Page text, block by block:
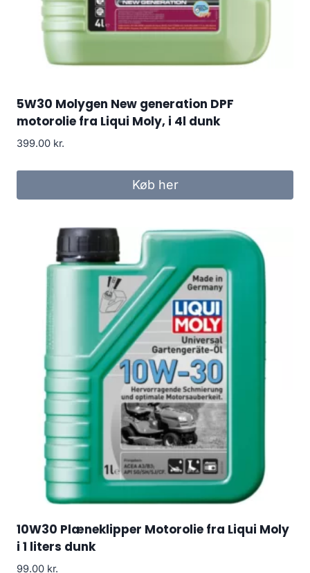
5W30 Molygen New generation DPF
motorolie fra Liqui Moly, i 4l dunk
399.00 kr.
Køb her
10W30 Plæneklipper Motorolie fra Liqui Moly
i 1 liters dunk
99.00 kr.